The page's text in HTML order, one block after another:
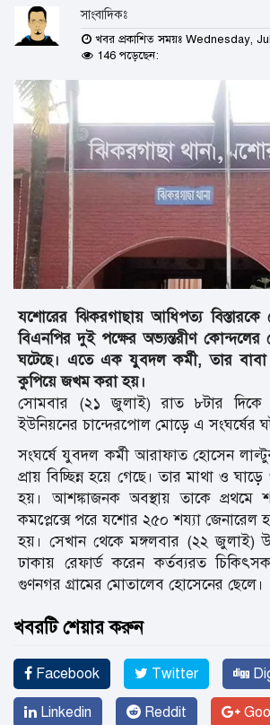
সাংবাদিকঃ
খবর প্রকাশিত সময়ঃ Wednesday,
146 পড়েছেন:
যশোরের ঝিকরগাছায় আধিপত্য বিস্তারকে
বিএনপির দুই পক্ষের অভ্যন্তরীণ কোন্দলের
ঘটেছে। এতে এক যুবদল কর্মী, তার
কুপিয়ে জখম করা হয়।
সোমবার (২১ জুলাই) রাত ৮টার দিকে
ইউনিয়নের চান্দেরপোল মোড়ে এ সংঘর্ষের
সংঘর্ষে যুবদল কর্মী আরাফাত হোসেন
প্রায় বিচ্ছিন্ন হয়ে গেছে। তার মাথা ও
হয়। আশঙ্কাজনক অবস্থায় তাকে প্রথমে
কমপ্লেক্সে পরে যশোর ২৫০ শয্যা জেনারেল
হয়। সেখান থেকে মঙ্গলবার (২২ জুলাই)
ঢাকায় রেফার্ড করেন কর্তব্যরত
গুণনগর গ্রামের মোতালেব হোসেনের ছেলে।
খবরটি শেয়ার করুন
Facebook Twitter
Linkedin Reddit